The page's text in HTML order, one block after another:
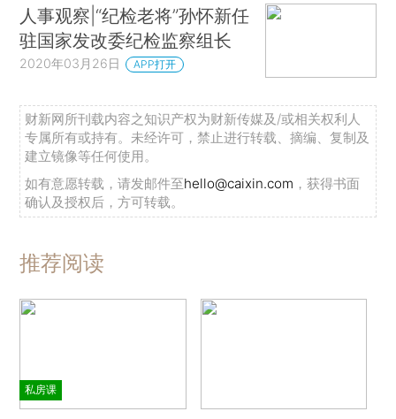
人事观察|“纪检老将”孙怀新任
驻国家发改委纪检监察组长
2020年03月26日 APP打开
财新网所刊载内容之知识产权为财新传媒及/或相关权利人
专属所有或持有。未经许可，禁止进行转载、摘编、复制及
建立镜像等任何使用。
如有意愿转载，请发邮件至hello@caixin.com ，获得书面
确认及授权后，方可转载。
推荐阅读
私房课